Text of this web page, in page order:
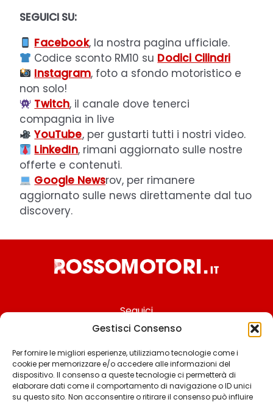
Gestisci Consenso
Per fornire le migliori esperienze, utilizziamo tecnologie come i
cookie per memorizzare e/o accedere alle informazioni del
dispositivo. Il consenso a queste tecnologie ci permetterà di
elaborare dati come il comportamento di navigazione o ID unici
su questo sito. Non acconsentire o ritirare il consenso può influire
SEGUICI SU:
Facebook, la nostra pagina ufficiale.
Codice sconto RM10 su Dodici Cilindri
Instagram, foto a sfondo motoristico e
non solo!
Twitch, il canale dove tenerci
compagnia in live
YouTube, per gustarti tutti i nostri video.
LinkedIn, rimani aggiornato sulle nostre
offerte e contenuti.
Google Newsrov, per rimanere
aggiornato sulle news direttamente dal tuo
discovery.
Seguici
Chi siamo
Contattaci